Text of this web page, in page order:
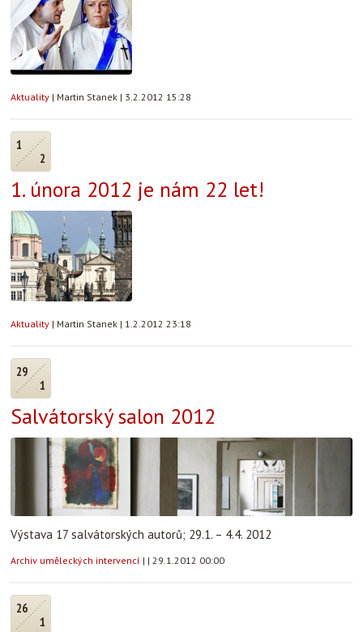
Aktuality | Martin Stanek | 3.2.2012 15:28
1
2
1. února 2012 je nám 22 let!
Aktuality | Martin Stanek | 1.2.2012 23:18
29
1
Salvátorský salon 2012
Výstava 17 salvátorských autorů; 29.1. – 4.4. 2012
Archiv uměleckých intervencí | | 29.1.2012 00:00
26
1